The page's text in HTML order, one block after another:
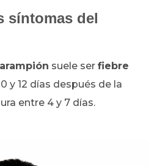
síntomas del
suele serfiebre
y 12 días después de la
entre 4 y 7 días.